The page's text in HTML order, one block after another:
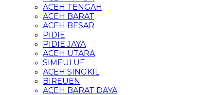
ACEH TENGAH
ACEH BARAT
ACEH BESAR
PIDIE
PIDIE JAYA
ACEH UTARA
SIMEULUE
ACEH SINGKIL
BIREUEN
ACEH BARAT DAYA